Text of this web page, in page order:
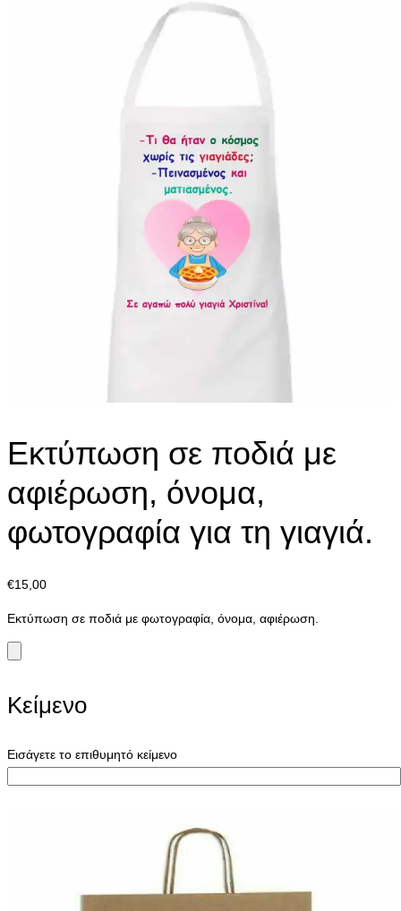
Εκτύπωση σε ποδιά με
αφιέρωση, όνομα,
φωτογραφία για τη γιαγιά.
€15,00
Εκτύπωση σε ποδιά με φωτογραφία, όνομα, αφιέρωση.
Κείμενο
Εισάγετε το επιθυμητό κείμενο